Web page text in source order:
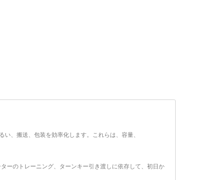
、搬送、包装を効率化します。これらは、容量、
ーのトレーニング、ターンキー引き渡しに依存して、初日か